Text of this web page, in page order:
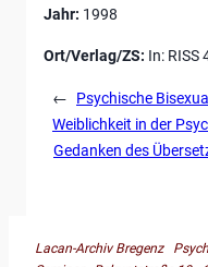
Jahr: 1998
Ort/Verlag/ZS: In: RISS
←
Psychische
Weiblichkeit in der
Gedanken des
Lacan-Archiv Bregenz